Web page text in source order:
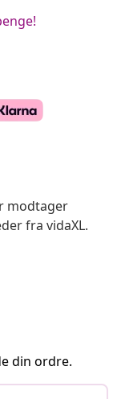
modtager
fra vidaXL.
din ordre.